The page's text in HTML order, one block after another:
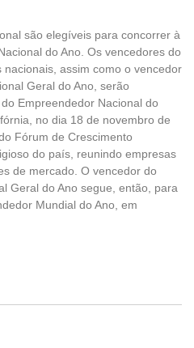
são elegíveis para concorrer à
do Ano. Os vencedores do
assim como o vencedor
Geral do Ano, serão
Empreendedor Nacional do
no dia 18 de novembro de
Fórum de Crescimento
do país, reunindo empresas
de mercado. O vencedor do
Geral do Ano segue, então, para
Mundial do Ano, em